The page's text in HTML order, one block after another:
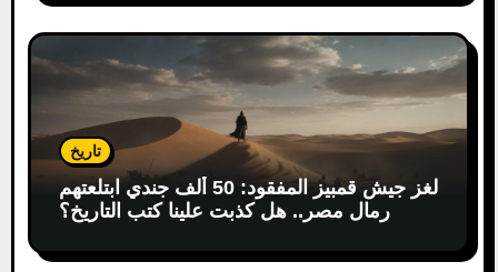
تاريخ
لغز جيش قمبيز المفقود: 50 ألف جندي ابتلعتهم
رمال مصر.. هل كذبت علينا كتب التاريخ؟